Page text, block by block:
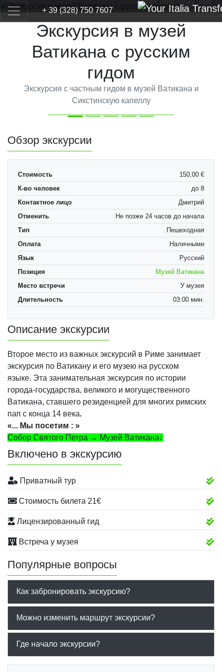
+ 39 (328) 750 7607
Экскурсия в музей
Ватикана с русским
гидом
Экскурсия с частным гидом в музей Ватикана и
Сикстинскую капеллу
Обзор экскурсии
Стоимость
150,00 €
К-во человек
до 8
Контактное лицо
Дмитрий
Отменить
Не позже 24 часов до начала
Тип
Пешеходная
Оплата
Наличными
Язык
Русский
Позиция
Музей Ватикана
Место встречи
У музея
Длительность
03:00 мин.
Описание экскурсии
Второе место из важных экскурсий в Риме занимает
экскурсия по Ватикану и его музею на русском
языке. Эта занимательная экскурсия по истории
города-государства, великого и могущественного
Ватикана, ставшего резиденцией для многих римских
пап с конца 14 века.
«... Мы посетим : »
Собор Святого Петра → Музей Ватикана↓
Включено в экскурсию
Приватный тур
Стоимость билета 21€
Лицензированный гид
Встреча у музея
Популярные вопросы
Как забронировать экскурсию?
Можно изменить маршрут экскурсии?
Где начало экскурсии?